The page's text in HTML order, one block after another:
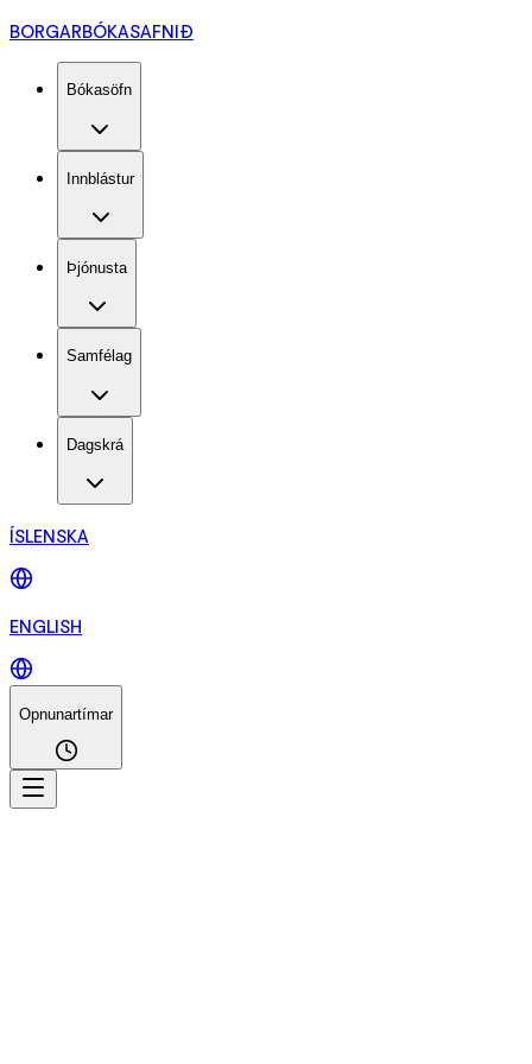
BORGARBÓKASAFNIÐ
Bókasöfn
Innblástur
Þjónusta
Samfélag
Dagskrá
ÍSLENSKA
ENGLISH
Opnunartímar